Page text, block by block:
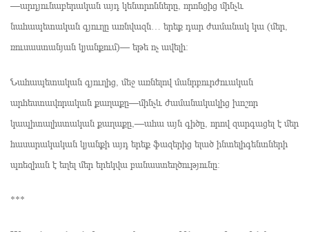
—արդյունաբերական այդ կենտրոնները, որոնցից մինչև
նահապետական գյուղը առնվազն… երեք դար ժամանակ կա (մեր,
ռուսաստանյան կյանքում)— եթե ոչ ավելի։
Նահապետական գյուղից, մեջ առնելով մանրբուրժուական
արհեստավորական քաղաքը—մինչև ժամանակակից խոշոր
կապիտալիստական քաղաքը,—ահա այն գիծը, որով զարգացել է մեր
հասարակական կյանքի այդ երեք ֆազերից ելած ինտելիգենտների
պոեզիան է եղել մեր երեկվա բանաստեղծությունը։
***